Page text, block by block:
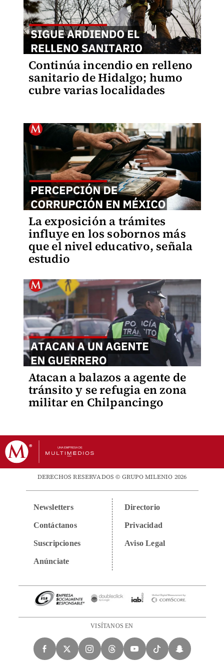
Continúa incendio en relleno
sanitario de Hidalgo; humo
cubre varias localidades
La exposición a trámites
influye en los sobornos más
que el nivel educativo, señala
estudio
Atacan a balazos a agente de
tránsito y se refugia en zona
militar en Chilpancingo
DERECHOS RESERVADOS © GRUPO MILENIO 2026
Newsletters
Contáctanos
Suscripciones
Anúnciate
Directorio
Privacidad
Aviso Legal
VISÍTANOS EN